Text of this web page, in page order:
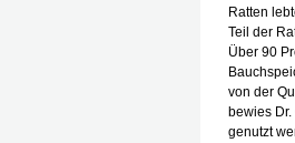
Ratten
Teil der
Über 90
von der
bewies
genutzt